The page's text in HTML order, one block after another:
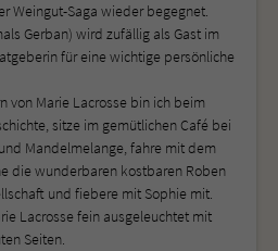
Weingut-Saga wieder begegnet.
Gerban) wird zufällig als Gast im
für eine wichtige persönliche
von Marie Lacrosse bin ich beim
sitze im gemütlichen Café bei
Mandelmelange, fahre mit dem
die wunderbaren kostbaren Roben
und fiebere mit Sophie mit.
Lacrosse fein ausgeleuchtet mit
Seiten.